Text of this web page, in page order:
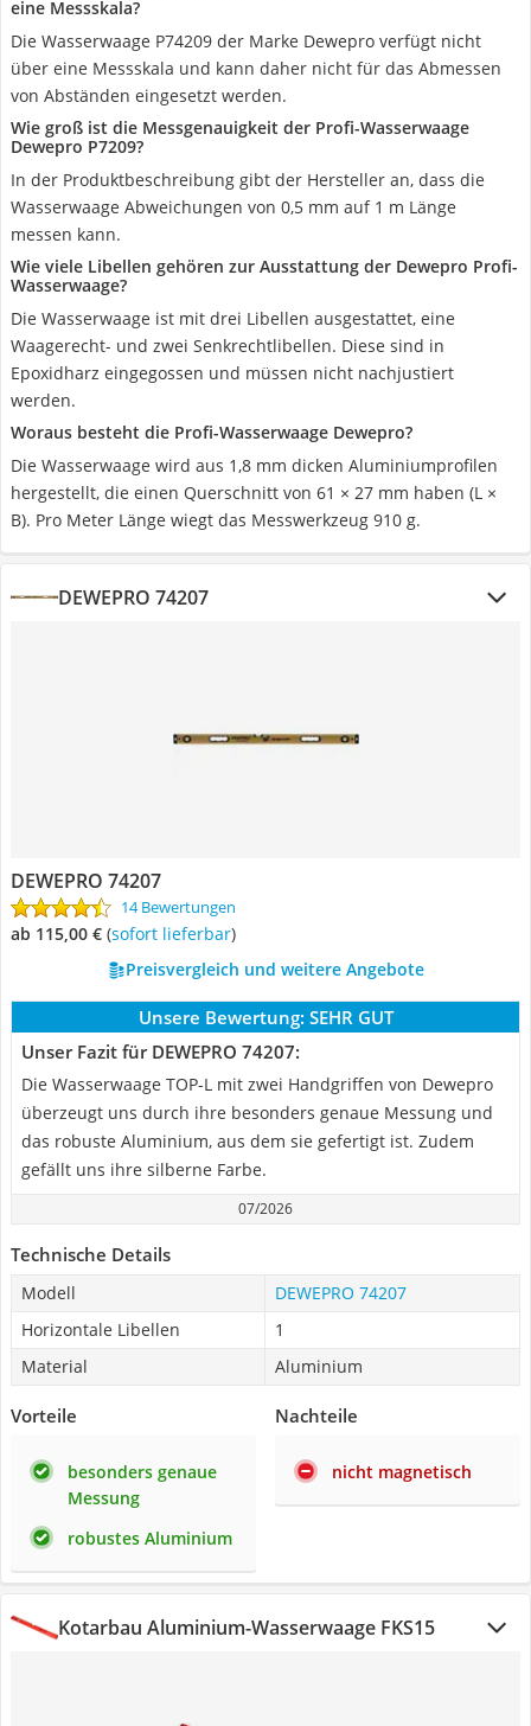
eine Messskala?
Die Wasserwaage P74209 der Marke Dewepro verfügt nicht
über eine Messskala und kann daher nicht für das Abmessen
von Abständen eingesetzt werden.
Wie groß ist die Messgenauigkeit der Profi-Wasserwaage
Dewepro P7209?
In der Produktbeschreibung gibt der Hersteller an, dass die
Wasserwaage Abweichungen von 0,5 mm auf 1 m Länge
messen kann.
Wie viele Libellen gehören zur Ausstattung der Dewepro Profi-
Wasserwaage?
Die Wasserwaage ist mit drei Libellen ausgestattet, eine
Waagerecht- und zwei Senkrechtlibellen. Diese sind in
Epoxidharz eingegossen und müssen nicht nachjustiert
werden.
Woraus besteht die Profi-Wasserwaage Dewepro?
Die Wasserwaage wird aus 1,8 mm dicken Aluminiumprofilen
hergestellt, die einen Querschnitt von 61 × 27 mm haben (L ×
B). Pro Meter Länge wiegt das Messwerkzeug 910 g.
DEWEPRO 74207
DEWEPRO 74207
14 Bewertungen
ab 115,00 € ( Sofort lieferbar)
Preisvergleich und weitere Angebote
Unsere Bewertung: SEHR GUT
Unser Fazit für DEWEPRO 74207:
Die Wasserwaage TOP-L mit zwei Handgriffen von Dewepro
überzeugt uns durch ihre besonders genaue Messung und
das robuste Aluminium, aus dem sie gefertigt ist. Zudem
gefällt uns ihre silberne Farbe.
07/2026
Technische Details
Modell
DEWEPRO 74207
Horizontale Libellen
1
Material
Aluminium
Vorteile
besonders genaue
Messung
robustes Aluminium
Nachteile
nicht magnetisch
Kotarbau Aluminium-Wasserwaage FKS15